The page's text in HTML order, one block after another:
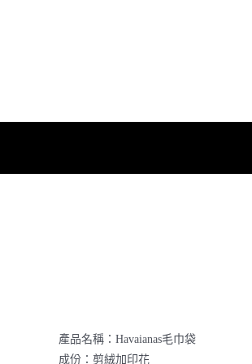
產品名稱：Havaianas毛巾袋
成份：剪絨加印花